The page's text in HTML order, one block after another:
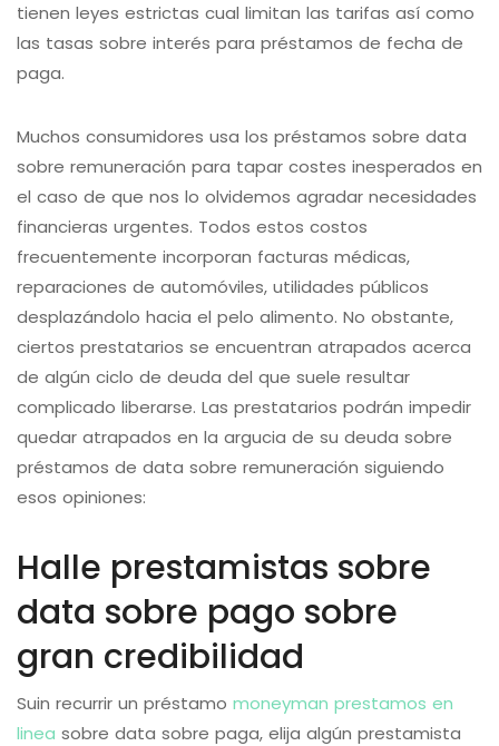
tienen leyes estrictas cual limitan las tarifas así­ como
las tasas sobre interés para préstamos de fecha de
paga.
Muchos consumidores usa los préstamos sobre data
sobre remuneración para tapar costes inesperados en
el caso de que nos lo olvidemos agradar necesidades
financieras urgentes. Todos estos costos
frecuentemente incorporan facturas médicas,
reparaciones de automóviles, utilidades públicos
desplazándolo hacia el pelo alimento. No obstante,
ciertos prestatarios se encuentran atrapados acerca
de algún ciclo de deuda del que suele resultar
complicado liberarse. Las prestatarios podrán impedir
quedar atrapados en la argucia de su deuda sobre
préstamos de data sobre remuneración siguiendo
esos opiniones:
Halle prestamistas sobre
data sobre pago sobre
gran credibilidad
Suin recurrir un préstamo moneyman prestamos en
linea sobre data sobre paga, elija algún prestamista